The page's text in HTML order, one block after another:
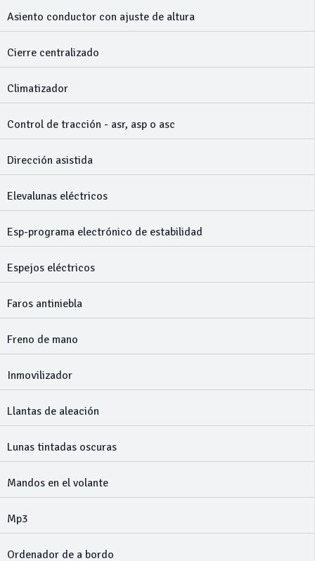
Asiento conductor con ajuste de altura
Cierre centralizado
Climatizador
Control de tracción - asr, asp o asc
Dirección asistida
Elevalunas eléctricos
Esp-programa electrónico de estabilidad
Espejos eléctricos
Faros antiniebla
Freno de mano
Inmovilizador
Llantas de aleación
Lunas tintadas oscuras
Mandos en el volante
Mp3
Ordenador de a bordo